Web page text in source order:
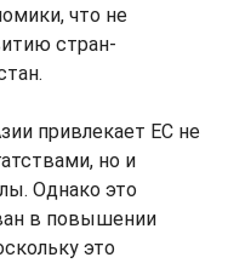
что не
стран-
привлекает ЕС не
но и
Однако это
в повышении
это